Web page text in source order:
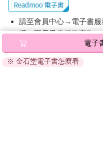
「那會讓我很難過，」她終
在這裡過好日子，我希望她
氣，那是一種愛憐，她擁抱
出那是一種哀傷，他將為他
身為母親，必須比重視自己
請至會員中心→電子書服
碼』至電子書服務商
退換貨須知：
因版權保護，您在金石
電子
※ 金石堂電子書怎麼看